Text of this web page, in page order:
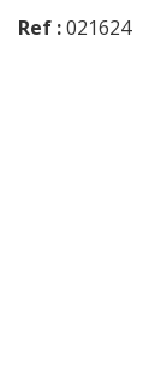
Ref :021624